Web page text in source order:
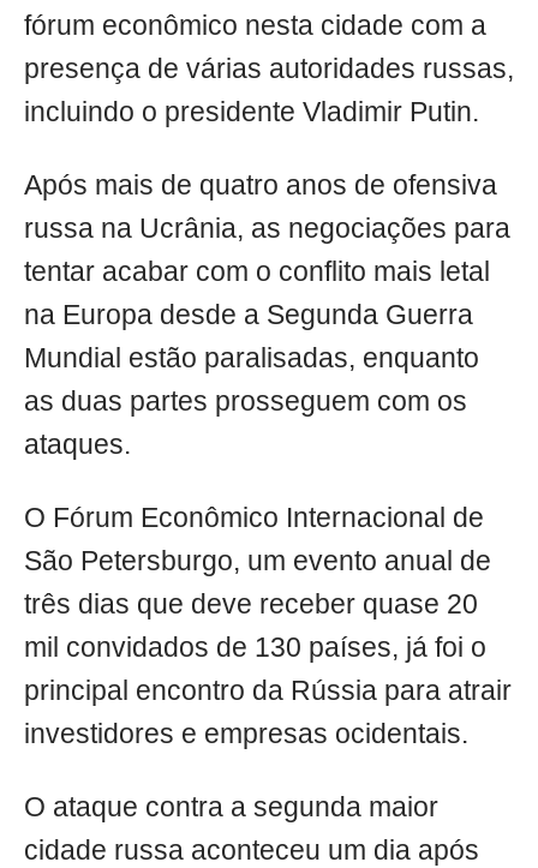
fórum econômico nesta cidade com a
presença de várias autoridades russas,
incluindo o presidente Vladimir Putin.
Após mais de quatro anos de ofensiva
russa na Ucrânia, as negociações para
tentar acabar com o conflito mais letal
na Europa desde a Segunda Guerra
Mundial estão paralisadas, enquanto
as duas partes prosseguem com os
ataques.
O Fórum Econômico Internacional de
São Petersburgo, um evento anual de
três dias que deve receber quase 20
mil convidados de 130 países, já foi o
principal encontro da Rússia para atrair
investidores e empresas ocidentais.
O ataque contra a segunda maior
cidade russa aconteceu um dia após